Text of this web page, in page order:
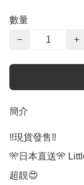
數量
−
+
簡介
‼️現貨發售‼️
🎌日本直送🎌
超靚😍